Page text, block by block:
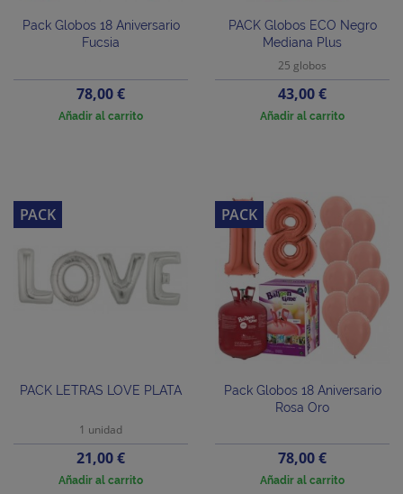
Pack Globos 18 Aniversario
Fucsia
Precio
78,00 €
Añadir al carrito
PACK Globos ECO Negro
Mediana Plus
25 globos
Precio
43,00 €
Añadir al carrito
PACK LETRAS LOVE PLATA
1 unidad
Precio
21,00 €
Añadir al carrito
PACK
Pack Globos 18 Aniversario
Rosa Oro
Precio
78,00 €
Añadir al carrito
PACK